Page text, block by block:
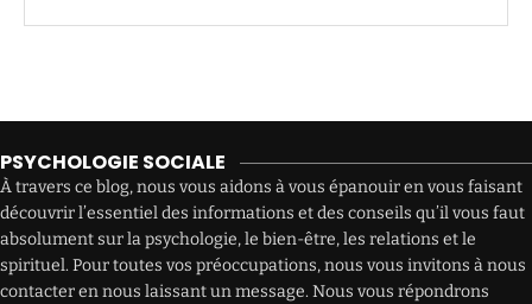
PSYCHOLOGIE SOCIALE
À travers ce blog, nous vous aidons à vous épanouir en vous faisant
découvrir l’essentiel des informations et des conseils qu’il vous faut
absolument sur la psychologie, le bien-être, les relations et le
spirituel. Pour toutes vos préoccupations, nous vous invitons à nous
contacter en nous laissant un message. Nous vous répondrons